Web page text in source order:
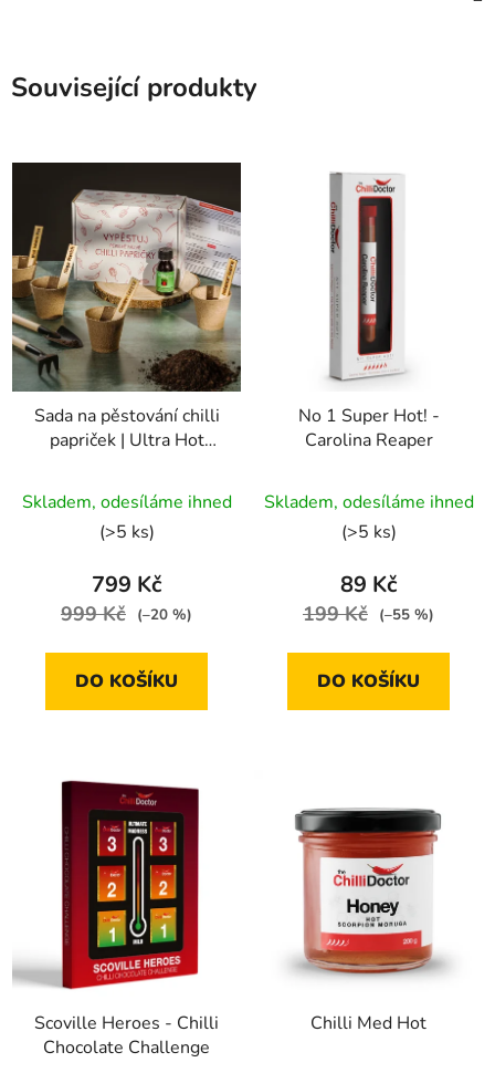
Související produkty
Sada na pěstování chilli
papriček | Ultra Hot
hodnocení
produktu
je
5,0
hvězdiček.
Skladem, odesíláme ihned
(>5 ks)
799 Kč
999 Kč (–20 %)
DO KOŠÍKU
No 1 Super Hot! -
Carolina Reaper
hodnocení
produktu
je
5,0
hvězdiček.
Skladem, odesíláme ihned
(>5 ks)
89 Kč
199 Kč (–55 %)
DO KOŠÍKU
Scoville Heroes - Chilli
Chocolate Challenge
Chilli Med Hot